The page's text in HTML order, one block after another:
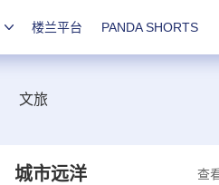
楼兰平台 PANDA SHORTS
文旅
查
城市远洋